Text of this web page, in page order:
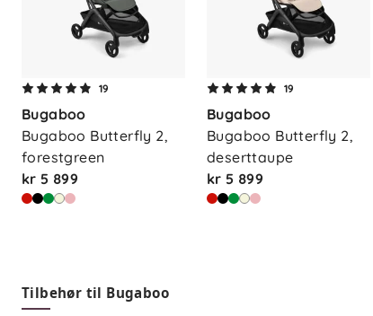
19
Bugaboo
Bugaboo Butterfly 2,
forestgreen
kr 5 899
19
Bugaboo
Bugaboo Butterfly 2,
deserttaupe
kr 5 899
Tilbehør til Bugaboo